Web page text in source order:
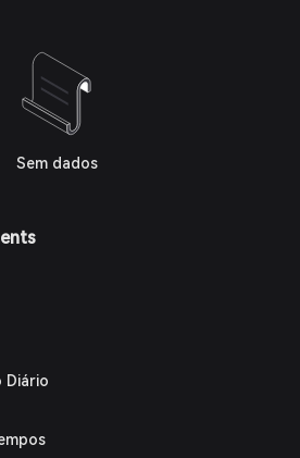
Sem dados
Diário